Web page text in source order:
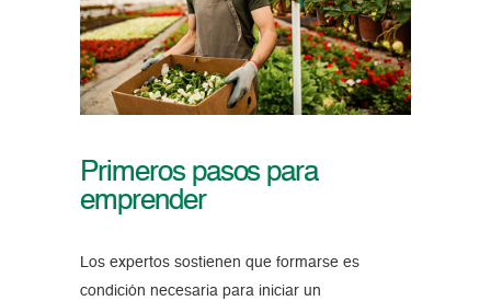
Primeros pasos para
emprender
Los expertos sostienen que formarse es
condición necesaria para iniciar un